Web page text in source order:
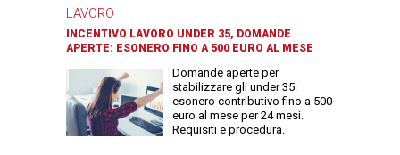
LAVORO
INCENTIVO LAVORO UNDER 35, DOMANDE
APERTE: ESONERO FINO A 500 EURO AL MESE
Domande aperte per
stabilizzare gli under 35:
esonero contributivo fino a 500
euro al mese per 24 mesi.
Requisiti e procedura.